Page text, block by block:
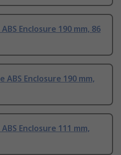
Enclosure 190 mm, 86
ABS Enclosure 190 mm,
Enclosure 111 mm,